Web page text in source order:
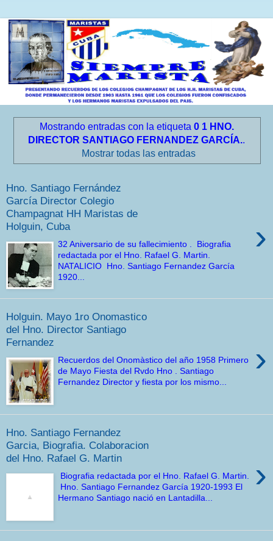
Mostrando entradas con la etiqueta 0 1 HNO.
DIRECTOR SANTIAGO FERNANDEZ GARCÍA..
Mostrar todas las entradas
Hno. Santiago Fernández
García Director Colegio
Champagnat HH Maristas de
Holguin, Cuba
›
32 Aniversario de su fallecimiento . Biografia
redactada por el Hno. Rafael G. Martin.
NATALICIO Hno. Santiago Fernandez García
1920...
Holguin. Mayo 1ro Onomastico
del Hno. Director Santiago
Fernandez
›
Recuerdos del Onomàstico del año 1958 Primero
de Mayo Fiesta del Rvdo Hno . Santiago
Fernandez Director y fiesta por los mismo...
Hno. Santiago Fernandez
Garcia, Biografia. Colaboracion
del Hno. Rafael G. Martin
›
Biografia redactada por el Hno. Rafael G. Martin.
Hno. Santiago Fernandez García 1920-1993 El
Hermano Santiago nació en Lantadilla...